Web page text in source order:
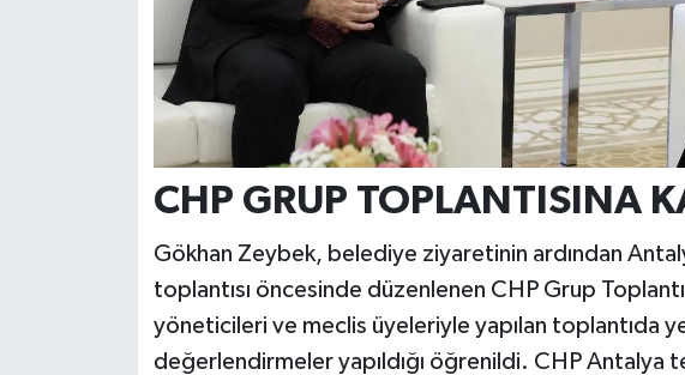
CHP GRUP TOPLANTISINA
Gökhan Zeybek, belediye ziyaretinin ardından
toplantısı öncesinde düzenlenen CHP Grup
yöneticileri ve meclis üyeleriyle yapılan toplantıda
değerlendirmeler yapıldığı öğrenildi. CHP Antalya